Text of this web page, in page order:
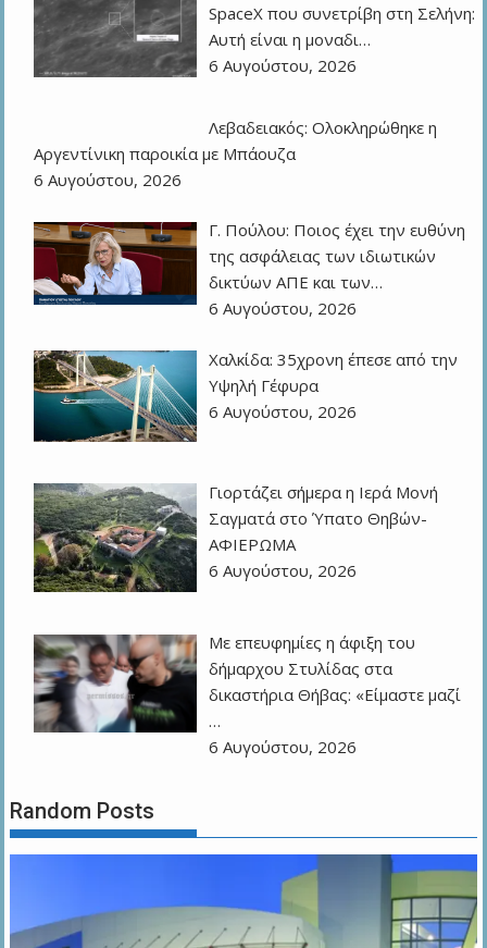
SpaceX που συνετρίβη στη Σελήνη:
Αυτή είναι η μοναδι…
6 Αυγούστου, 2026
Λεβαδειακός: Ολοκληρώθηκε η
Αργεντίνικη παροικία με Μπάουζα
6 Αυγούστου, 2026
Γ. Πούλου: Ποιος έχει την ευθύνη
της ασφάλειας των ιδιωτικών
δικτύων ΑΠΕ και των…
6 Αυγούστου, 2026
Χαλκίδα: 35χρονη έπεσε από την
Υψηλή Γέφυρα
6 Αυγούστου, 2026
Γιορτάζει σήμερα η Ιερά Μονή
Σαγματά στο Ύπατο Θηβών-
ΑΦΙΕΡΩΜΑ
6 Αυγούστου, 2026
Με επευφημίες η άφιξη του
δήμαρχου Στυλίδας στα
δικαστήρια Θήβας: «Είμαστε μαζί
…
6 Αυγούστου, 2026
Random Posts